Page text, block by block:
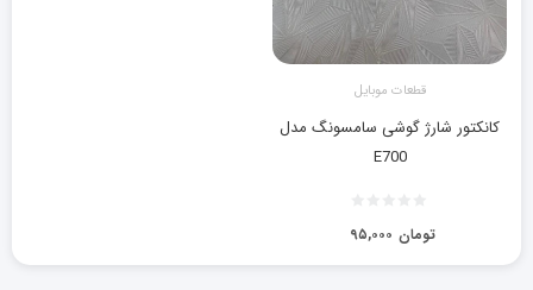
قطعات موبایل
کانکتور شارژ گوشی سامسونگ مدل
E700
۹۵,۰۰۰ تومان